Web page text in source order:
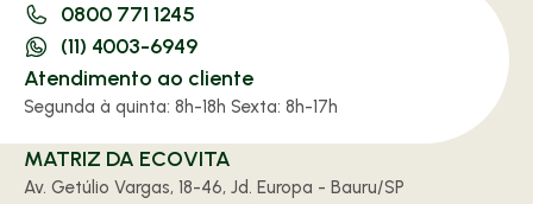
0800 771 1245
(11) 4003-6949
Atendimento ao cliente
Segunda à quinta: 8h-18h Sexta: 8h-17h
MATRIZ DA ECOVITA
Av. Getúlio Vargas, 18-46, Jd. Europa - Bauru/SP